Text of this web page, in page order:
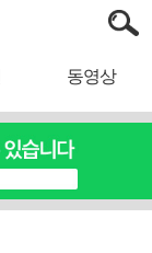
동영상